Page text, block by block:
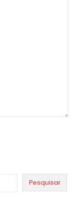
Pesquisar